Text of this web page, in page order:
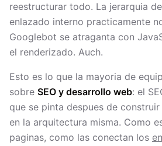
reestructurar todo. La jerarquia
enlazado interno practicamente
Googlebot se atraganta con
el renderizado. Auch.
Esto es lo que la mayoria de
sobre SEO y desarrollo web: el
que se pinta despues de
en la arquitectura misma. Como
paginas, como las conectan los